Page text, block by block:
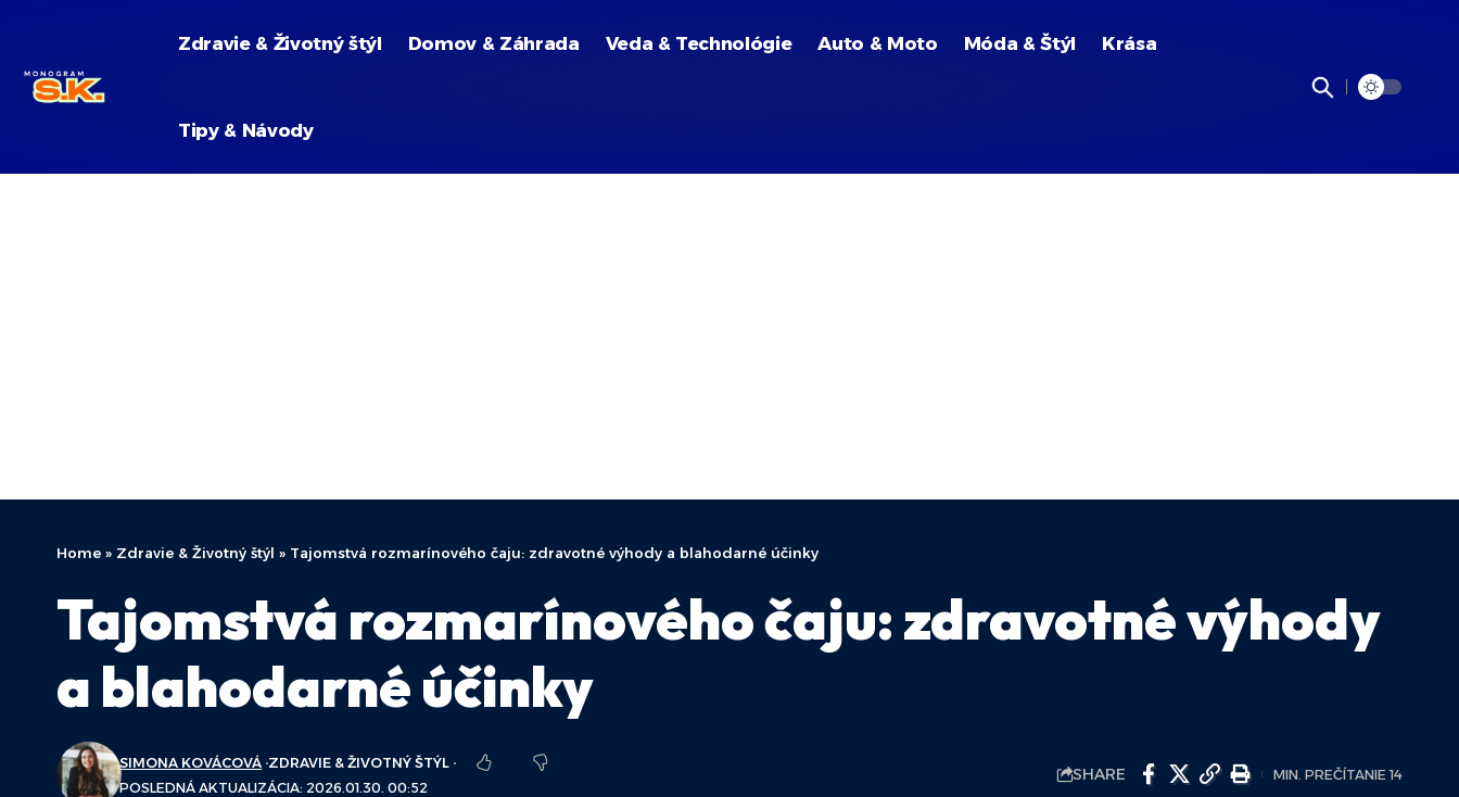
Zdravie & Životný štýl Domov & Záhrada Veda & Technológie Auto & Moto Móda & Štýl Krása
Tipy & Návody
Home » Zdravie & Životný štýl » Tajomstvá rozmarínového čaju: zdravotné výhody a blahodarné účinky
Tajomstvá rozmarínového čaju: zdravotné výhody
a blahodarné účinky
POSLEDNÁ AKTUALIZÁCIA: 2026.01.30. 00:52
SIMONA KOVÁCOVÁ ZDRAVIE & ŽIVOTNÝ ŠTÝL
SHARE MIN. PREČÍTANIE 14